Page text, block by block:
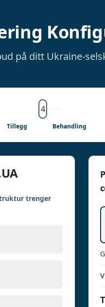
på ditt Ukraine-
4
Tillegg Behandling
trenger